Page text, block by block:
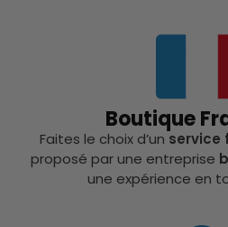
Boutique
Faites le choix d’un service
proposé par une entreprise
une expérience en